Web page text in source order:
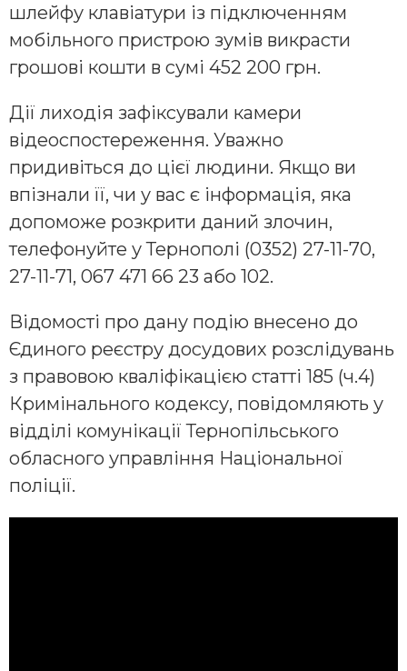
шлейфу клавіатури із підключенням
мобільного пристрою зумів викрасти
грошові кошти в сумі 452 200 грн.
Дії лиходія зафіксували камери
відеоспостереження. Уважно
придивіться до цієї людини. Якщо ви
впізнали її, чи у вас є інформація, яка
допоможе розкрити даний злочин,
телефонуйте у Тернополі (0352) 27-11-70,
27-11-71, 067 471 66 23 або 102.
Відомості про дану подію внесено до
Єдиного реєстру досудових розслідувань
з правовою кваліфікацією статті 185 (ч.4)
Кримінального кодексу, повідомляють у
відділі комунікації Тернопільського
обласного управління Національної
поліції.